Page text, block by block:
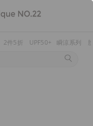
2件5折 UPF50+ 瞬涼系列